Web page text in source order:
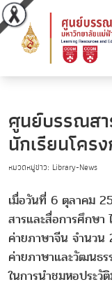
ศูนย์บรรณส
นักเรียนโคร
หมวดหมู่ข่าว: Library-News
เมื่อวันที่ 6 ตุลาคม
สารและสื่อการศึกษา
ค่ายภาษาจีน จำนว
ค่ายภาษาและวัฒนธ
ในการนำชมหอประวั